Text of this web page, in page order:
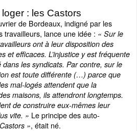
: les Castors
de Bordeaux, indigné par les
travailleurs, lance une idée : « Sur le
ont à leur disposition des
et efficaces. L’injustice y est fréquente
les syndicats. Par contre, sur le
est toute différente (…) parce que
mal-logés attendent que la
maisons, ils attendront longtemps.
de construire eux-mêmes leur
vite. » Le principe des auto-
», était né.